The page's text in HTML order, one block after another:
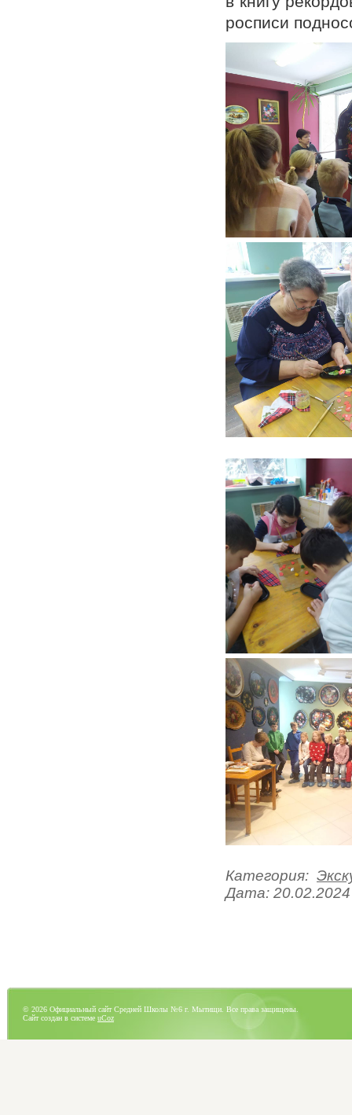
росписи
Категория:
Дата: 20.02.2024
© 2026 Официальный сайт Средней Школы №6 г. Мытищи. Все права защищены.
Сайт создан в системе uCoz